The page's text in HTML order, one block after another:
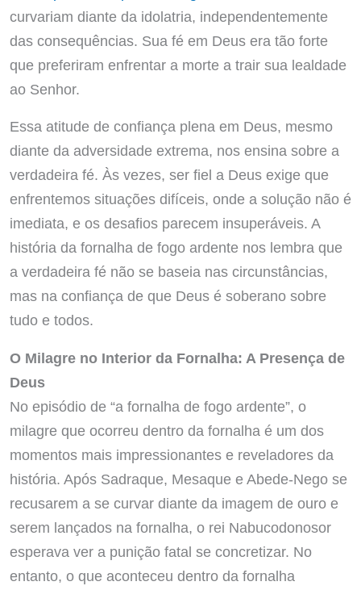
curvariam diante da idolatria, independentemente
das consequências. Sua fé em Deus era tão forte
que preferiram enfrentar a morte a trair sua lealdade
ao Senhor.
Essa atitude de confiança plena em Deus, mesmo
diante da adversidade extrema, nos ensina sobre a
verdadeira fé. Às vezes, ser fiel a Deus exige que
enfrentemos situações difíceis, onde a solução não é
imediata, e os desafios parecem insuperáveis. A
história da fornalha de fogo ardente nos lembra que
a verdadeira fé não se baseia nas circunstâncias,
mas na confiança de que Deus é soberano sobre
tudo e todos.
O Milagre no Interior da Fornalha: A Presença de
Deus
No episódio de “a fornalha de fogo ardente”, o
milagre que ocorreu dentro da fornalha é um dos
momentos mais impressionantes e reveladores da
história. Após Sadraque, Mesaque e Abede-Nego se
recusarem a se curvar diante da imagem de ouro e
serem lançados na fornalha, o rei Nabucodonosor
esperava ver a punição fatal se concretizar. No
entanto, o que aconteceu dentro da fornalha